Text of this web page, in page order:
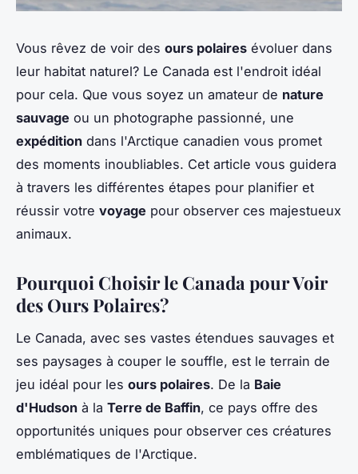
Vous rêvez de voir des ours polaires évoluer dans
leur habitat naturel? Le Canada est l'endroit idéal
pour cela. Que vous soyez un amateur de nature
sauvage ou un photographe passionné, une
expédition dans l'Arctique canadien vous promet
des moments inoubliables. Cet article vous guidera
à travers les différentes étapes pour planifier et
réussir votre voyage pour observer ces majestueux
animaux.
Pourquoi Choisir le Canada pour Voir
des Ours Polaires?
Le Canada, avec ses vastes étendues sauvages et
ses paysages à couper le souffle, est le terrain de
jeu idéal pour les ours polaires. De la Baie
d'Hudson à la Terre de Baffin, ce pays offre des
opportunités uniques pour observer ces créatures
emblématiques de l'Arctique.